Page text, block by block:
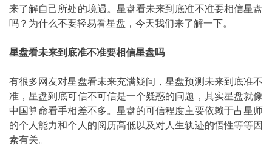
来了解自己所处的境遇。星盘看未来到底准不准要相信星盘
吗？为什么不要轻易看星盘，今天我们来了解一下。
星盘看未来到底准不准要相信星盘吗
有很多网友对星盘看未来充满疑问，星盘预测未来到底准不
准，星盘到底可信不可信是一个疑惑的问题，其实星盘就像
中国算命看手相差不多。星盘的可信程度主要依赖于占星师
的个人能力和个人的阅历高低以及对人生轨迹的悟性等等因
素有关。